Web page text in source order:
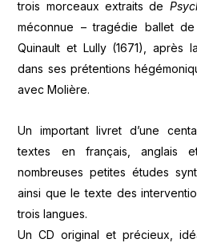
trois morceaux extraits de
méconnue – tragédie ballet
Quinault et Lully (1671), après
dans ses prétentions
avec Molière.
Un important livret d’une
textes en français, anglais
nombreuses petites études
ainsi que le texte des
trois langues.
Un CD original et précieux,